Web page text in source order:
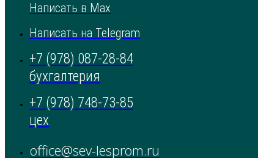
Написать в Max
Написать на Telegram
+7 (978) 087-28-84
бухгалтерия
+7 (978) 748-73-85
цех
office@sev-lesprom.ru